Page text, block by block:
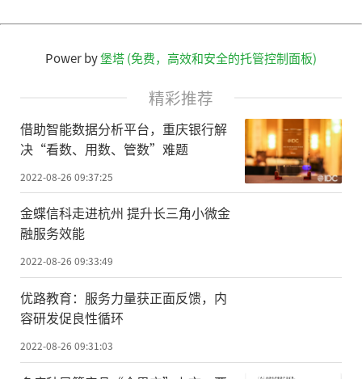
Power by堡塔 (免费，高效和安全的托管控制面板)
精彩推荐
借助智能数据分析平台，重庆银行解
决“看数、用数、管数”难题
2022-08-26 09:37:25
金蝶信科走进杭州 提升长三角小微金
融服务效能
2022-08-26 09:33:49
优路教育：服务力量获正面反馈，内
容研发促良性循环
2022-08-26 09:31:03